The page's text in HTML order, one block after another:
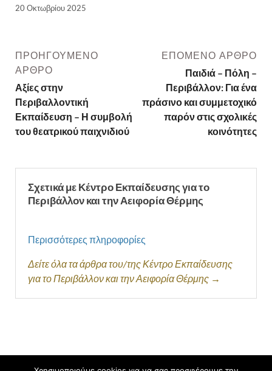
20 Οκτωβρίου 2025
ΠΡΟΗΓΟΎΜΕΝΟ
ΆΡΘΡΟ
Αξίες στην
Περιβαλλοντική
Εκπαίδευση – Η συμβολή
του θεατρικού παιχνιδιού
ΕΠΌΜΕΝΟ ΆΡΘΡΟ
Παιδιά – Πόλη –
Περιβάλλον: Για ένα
πράσινο και συμμετοχικό
παρόν στις σχολικές
κοινότητες
Σχετικά με Κέντρο Εκπαίδευσης για το
Περιβάλλον και την Αειφορία Θέρμης
Περισσότερες πληροφορίες
Δείτε όλα τα άρθρα του/της Κέντρο Εκπαίδευσης
για το Περιβάλλον και την Αειφορία Θέρμης →